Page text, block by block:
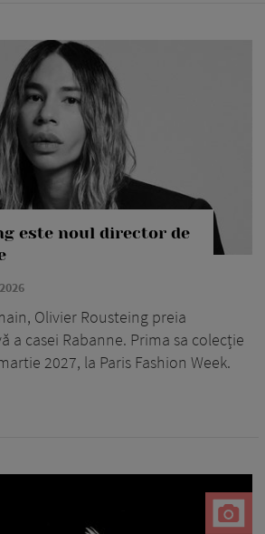
este noul director de
Olivier Rousteing preia
a casei Rabanne. Prima sa colecție
2027, la Paris Fashion Week.